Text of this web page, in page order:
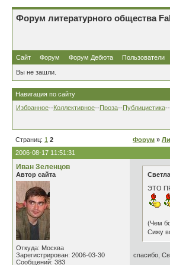
Форум литературного общества
Сайт Форум Форум Дебюта Пользователи
Вы не зашли.
Навигация по сайту
Избранное--Коллективное--Проза--Публицистика--
Страниц: 1 2 Форум »
2006-08-17 11:51:31
Иван Зеленцов
Автор сайта
Откуда: Москва
Зарегистрирован: 2006-03-30
Сообщений: 383
ЭТО
(Чем
Сижу
спасибо,